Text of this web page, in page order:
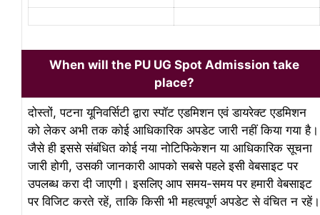
When will the PU UG Spot Admission take
place?
दोस्तों, पटना यूनिवर्सिटी द्वारा स्पॉट एडमिशन एवं डायरेक्ट एडमिशन
को लेकर अभी तक कोई आधिकारिक अपडेट जारी नहीं किया गया है।
जैसे ही इससे संबंधित कोई नया नोटिफिकेशन या आधिकारिक सूचना
जारी होगी, उसकी जानकारी आपको सबसे पहले इसी वेबसाइट पर
उपलब्ध करा दी जाएगी। इसलिए आप समय-समय पर हमारी वेबसाइट
पर विजिट करते रहें, ताकि किसी भी महत्वपूर्ण अपडेट से वंचित न रहें।